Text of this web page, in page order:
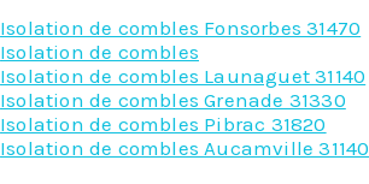
Isolation de combles Fonsorbes 31470
Isolation de combles
Isolation de combles Launaguet 31140
Isolation de combles Grenade 31330
Isolation de combles Pibrac 31820
Isolation de combles Aucamville 31140